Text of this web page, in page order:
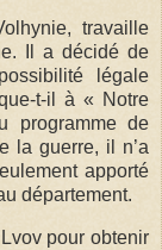
travaille
Il a décidé de
légale
t-il à « Notre
programme de
la guerre, il n’a
apporté
département.
pour obtenir